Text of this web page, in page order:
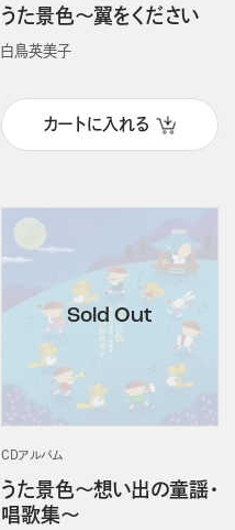
うた景色～翼をください
白鳥英美子
カートに入れる
CDアルバム
うた景色～想い出の童謡・
唱歌集～